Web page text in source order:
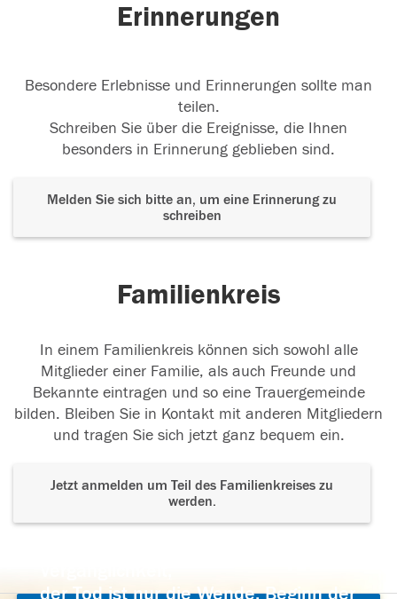
Erinnerungen
Besondere Erlebnisse und Erinnerungen sollte man
teilen.
Schreiben Sie über die Ereignisse, die Ihnen
besonders in Erinnerung geblieben sind.
Melden Sie sich bitte an, um eine Erinnerung zu
schreiben
Familienkreis
In einem Familienkreis können sich sowohl alle
Mitglieder einer Familie, als auch Freunde und
Bekannte eintragen und so eine Trauergemeinde
bilden. Bleiben Sie in Kontakt mit anderen Mitgliedern
und tragen Sie sich jetzt ganz bequem ein.
Jetzt anmelden um Teil des Familienkreises zu
werden.
der Tod ist nur die Wende, Beginn der